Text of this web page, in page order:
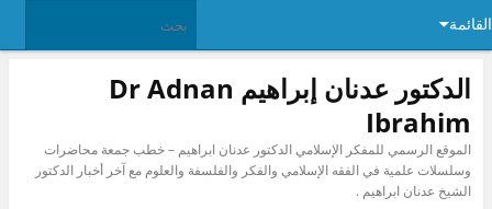
القائمة
الدكتور عدنان إبراهيم Dr Adnan
Ibrahim
الموقع الرسمي للمفكر الإسلامي الدكتور عدنان ابراهيم – خطب جمعة محاضرات
وسلسلات علمية في الفقه الإسلامي والفكر والفلسفة والعلوم مع آخر أخبار الدكتور
الشيخ عدنان ابراهيم .